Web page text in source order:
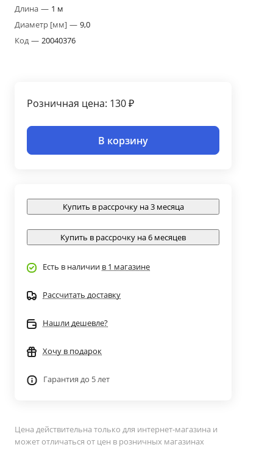
Длина — 1 м
Диаметр [мм] — 9,0
Код— 20040376
Розничная цена: 130 ₽
В корзину
Купить в рассрочку на 3 месяца
Купить в рассрочку на 6 месяцев
Есть в наличии в 1 магазине
Рассчитать доставку
Нашли дешевле?
Хочу в подарок
Гарантия до 5 лет
Цена действительна только для интернет-магазина и
может отличаться от цен в розничных магазинах